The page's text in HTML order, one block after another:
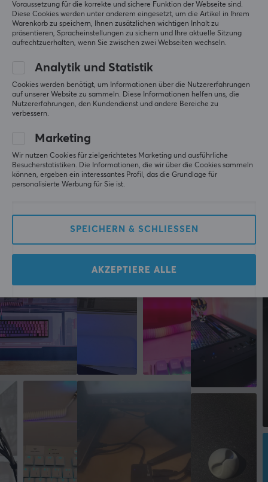
TECHNISCHE DATEN
Farbe
Schwarz
Relevanz
Alle Bewertungen
Elisabet H
Verifizierter Käufer
Level 5
Casual Scout
Deltaco Netzkabel 2m Weiß
Verifizierter Käufer
Level 5
Nerdy Scout
Deltaco Netzkabel 2m Weiß
Mehr aus unserer
Community
Voraussetzung für die korrekte und sichere Funktion der Webseite sind.
Diese Cookies werden unter anderem eingesetzt, um die Artikel in Ihrem
Warenkorb zu speichern, Ihnen zusätzlichen wichtigen Inhalt zu
präsentieren, Spracheinstellungen zu sichern und Ihre aktuelle Sitzung
aufrechtzuerhalten, wenn Sie zwischen zwei Webseiten wechseln.
Analytik und Statistik
Cookies werden benötigt, um Informationen über die Nutzererfahrungen
auf unserer Website zu sammeln. Diese Informationen helfen uns, die
Nutzererfahrungen, den Kundendienst und andere Bereiche zu
verbessern.
Marketing
Wir nutzen Cookies für zielgerichtetes Marketing und ausführliche
Besucherstatistiken. Die Informationen, die wir über die Cookies sammeln
können, ergeben ein interessantes Profil, das die Grundlage für
personalisierte Werbung für Sie ist.
SPEICHERN & SCHLIESSEN
AKZEPTIERE ALLE